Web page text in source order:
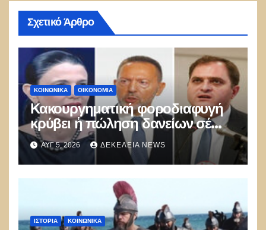
Σχετικό Άρθρο
ΚΟΙΝΩΝΙΚΑ ΟΙΚΟΝΟΜΙΑ
Κακουργηματική φοροδιαφυγή
κρύβει ἡ πώληση δανείων σέ
funds
ΑΥΓ 5, 2026 ΔΕΚΈΛΕΙΑ NEWS
ΙΣΤΟΡΊΑ ΚΟΙΝΩΝΙΚΑ